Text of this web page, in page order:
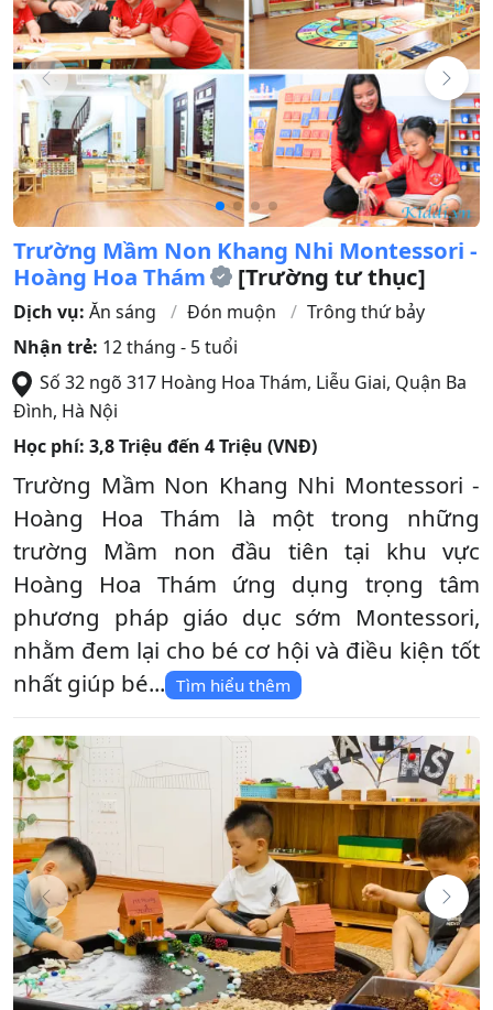
Trường Mầm Non Khang Nhi Montessori -
Hoàng Hoa Thám
[Trường tư thục]
Dịch vụ: Ăn sáng Đón muộn
Trông thứ bảy
Nhận trẻ: 12 tháng - 5 tuổi
Số 32 ngõ 317 Hoàng Hoa Thám, Liễu Giai, Quận Ba
Đình, Hà Nội
Học phí: 3,8 Triệu đến 4 Triệu (VNĐ)
Trường Mầm Non Khang Nhi Montessori -
Hoàng Hoa Thám là một trong những
trường Mầm non đầu tiên tại khu vực
Hoàng Hoa Thám ứng dụng trọng tâm
phương pháp giáo dục sớm Montessori,
nhằm đem lại cho bé cơ hội và điều kiện tốt
nhất giúp bé... Tìm hiểu thêm